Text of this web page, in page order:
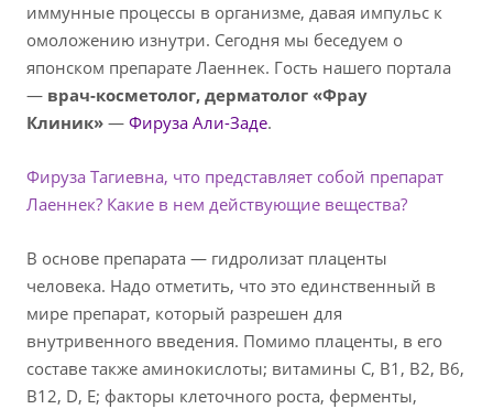
иммунные процессы в организме, давая импульс к
омоложению изнутри. Сегодня мы беседуем о
японском препарате Лаеннек. Гость нашего портала
— врач-косметолог, дерматолог «Фрау
Клиник» — Фируза Али-Заде.
Фируза Тагиевна, что представляет собой препарат
Лаеннек? Какие в нем действующие вещества?
В основе препарата — гидролизат плаценты
человека. Надо отметить, что это единственный в
мире препарат, который разрешен для
внутривенного введения. Помимо плаценты, в его
составе также аминокислоты; витамины С, B1, B2, B6,
B12, D, E; факторы клеточного роста, ферменты,